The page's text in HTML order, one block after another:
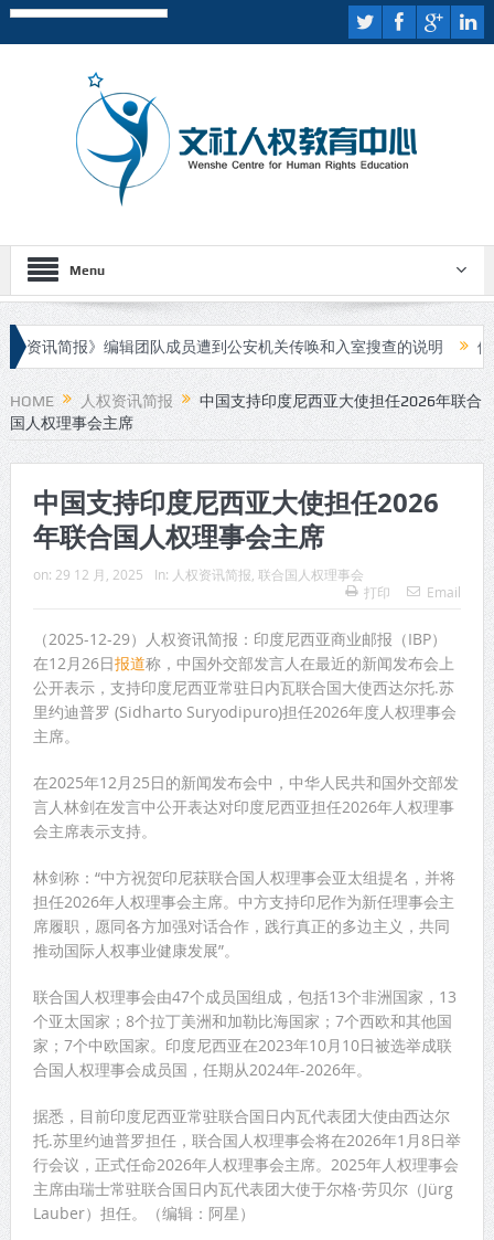
Menu
讯简报》编辑团队成员遭到公安机关传唤和入室搜查的说明 伊斯
行庭审
HOME 人权资讯简报
中国支持印度尼西亚大使担任2026年联合
国人权理事会主席
中国支持印度尼西亚大使担任2026
年联合国人权理事会主席
on: 29 12 月, 2025 In: 人权资讯简报 联合国人权理事会
打印
Email
（2025-12-29）人权资讯简报：印度尼西亚商业邮报（IBP）
在12月26日报道称，中国外交部发言人在最近的新闻发布会上
公开表示，支持印度尼西亚常驻日内瓦联合国大使西达尔托.苏
里约迪普罗 (Sidharto Suryodipuro)担任2026年度人权理事会
主席。
在2025年12月25日的新闻发布会中，中华人民共和国外交部发
言人林剑在发言中公开表达对印度尼西亚担任2026年人权理事
会主席表示支持。
林剑称：“中方祝贺印尼获联合国人权理事会亚太组提名，并将
担任2026年人权理事会主席。中方支持印尼作为新任理事会主
席履职，愿同各方加强对话合作，践行真正的多边主义，共同
推动国际人权事业健康发展”。
联合国人权理事会由47个成员国组成，包括13个非洲国家，13
个亚太国家；8个拉丁美洲和加勒比海国家；7个西欧和其他国
家；7个中欧国家。印度尼西亚在2023年10月10日被选举成联
合国人权理事会成员国，任期从2024年-2026年。
据悉，目前印度尼西亚常驻联合国日内瓦代表团大使由西达尔
托.苏里约迪普罗担任，联合国人权理事会将在2026年1月8日举
行会议，正式任命2026年人权理事会主席。2025年人权理事会
主席由瑞士常驻联合国日内瓦代表团大使于尔格·劳贝尔（Jürg
Lauber）担任。（编辑：阿星）